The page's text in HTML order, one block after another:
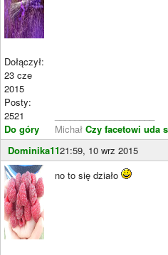
Dołączył:
23 cze
2015
Posty:
2521
Do góry
Michał Czy facetowi uda
Dominika1121:59, 10 wrz 2015
no to się działo